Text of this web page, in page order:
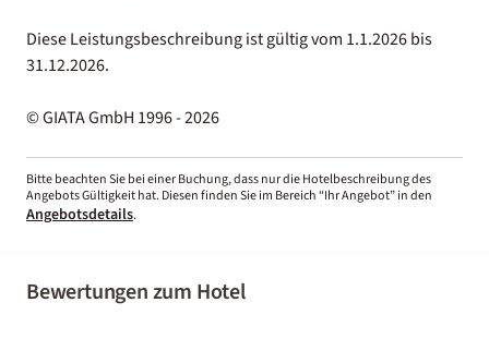
Diese Leistungsbeschreibung ist gültig vom 1.1.2026 bis
31.12.2026.
© GIATA GmbH 1996 - 2026
Bitte beachten Sie bei einer Buchung, dass nur die Hotelbeschreibung des
Angebots Gültigkeit hat. Diesen finden Sie im Bereich “Ihr Angebot” in den
Angebotsdetails.
Bewertungen zum Hotel